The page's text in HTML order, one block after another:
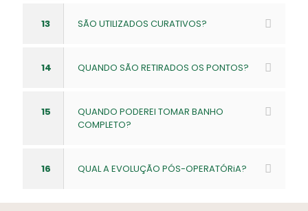
13 SÃO UTILIZADOS CURATIVOS?
14 QUANDO SÃO RETIRADOS OS PONTOS?
15
QUANDO PODEREI TOMAR BANHO
COMPLETO?
16 QUAL A EVOLUÇÃO PÓS-OPERATÓRiA?